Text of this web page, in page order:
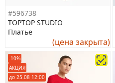
#596738
TOPTOP STUDIO
Платье
(цена закрыта)
-10%
АКЦИЯ
до 25.08 12:00